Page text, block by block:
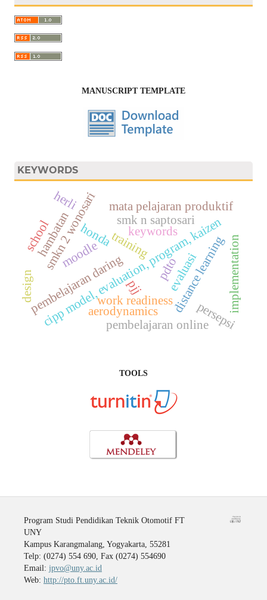
MANUSCRIPT TEMPLATE
KEYWORDS
c
i
p
p
m
o
d
e
l
,
e
v
a
l
u
a
t
i
o
n
,
p
r
o
g
r
a
m
,
k
a
i
z
e
n
moodle training
pdto
smkn 2 wonosari
work readiness
mata pelajaran produktif
pembelajaran daring distance learning
smk n saptosari
persepsi
hambatan
pembelajaran online
honda
aerodynamics
design
keywords
herli
pjj implementation
school
evaluasi
TOOLS
Program Studi Pendidikan Teknik Otomotif FT
UNY
Kampus Karangmalang, Yogyakarta, 55281
Telp: (0274) 554 690, Fax (0274) 554690
Email: jpvo@uny.ac.id
Web: http://pto.ft.uny.ac.id/